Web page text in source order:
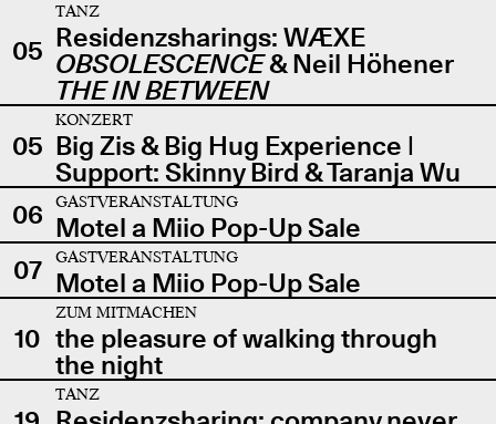
05
TANZ
Residenzsharings: WÆXE
OBSOLESCENCE& Neil Höhener
THE IN BETWEEN
05
KONZERT
Big Zis & Big Hug Experience |
Support: Skinny Bird & Taranja Wu
06
GASTVERANSTALTUNG
Motel a Miio Pop-Up Sale
07
GASTVERANSTALTUNG
Motel a Miio Pop-Up Sale
10
ZUM MITMACHEN
the pleasure of walking through
the night
TANZ